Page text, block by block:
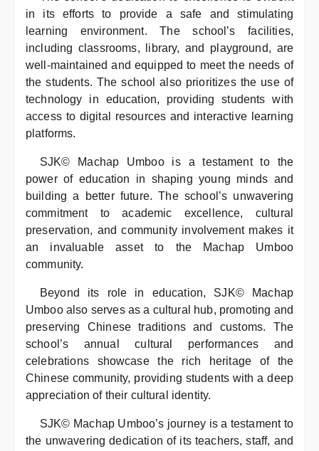
in its efforts to provide a safe and stimulating
learning environment. The school’s facilities,
including classrooms, library, and playground, are
well-maintained and equipped to meet the needs of
the students. The school also prioritizes the use of
technology in education, providing students with
access to digital resources and interactive learning
platforms.
SJK© Machap Umboo is a testament to the
power of education in shaping young minds and
building a better future. The school’s unwavering
commitment to academic excellence, cultural
preservation, and community involvement makes it
an invaluable asset to the Machap Umboo
community.
Beyond its role in education, SJK© Machap
Umboo also serves as a cultural hub, promoting and
preserving Chinese traditions and customs. The
school’s annual cultural performances and
celebrations showcase the rich heritage of the
Chinese community, providing students with a deep
appreciation of their cultural identity.
SJK© Machap Umboo’s journey is a testament to
the unwavering dedication of its teachers, staff, and